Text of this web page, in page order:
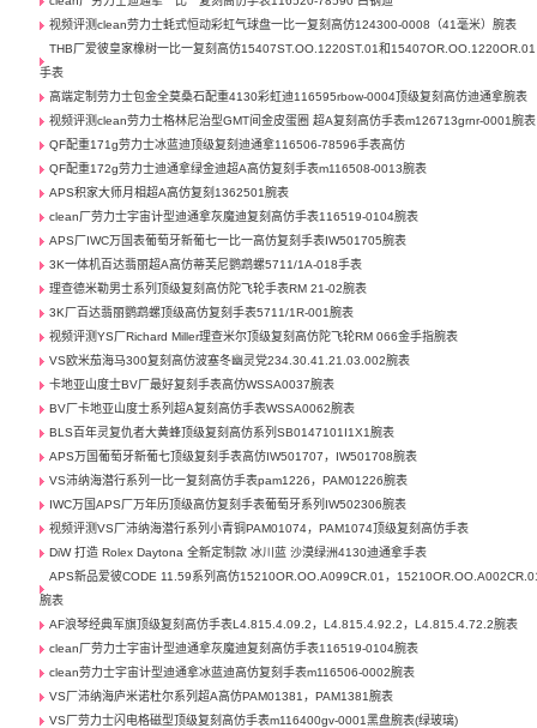
视频评测clean劳力士蚝式恒动彩虹气球盘一比一复刻高仿124300-0008（41毫米）腕表
THB厂爱彼皇家橡树一比一复刻高仿15407ST.OO.1220ST.01和15407OR.OO.1220OR.01
手表
高端定制劳力士包金全莫桑石配重4130彩虹迪116595rbow-0004顶级复刻高仿迪通拿腕表
视频评测clean劳力士格林尼治型GMT间金皮蛋圈 超A复刻高仿手表m126713grnr-0001腕表
QF配重171g劳力士冰蓝迪顶级复刻迪通拿116506-78596手表高仿
QF配重172g劳力士迪通拿绿金迪超A高仿复刻手表m116508-0013腕表
APS积家大师月相超A高仿复刻1362501腕表
clean厂劳力士宇宙计型迪通拿灰魔迪复刻高仿手表116519-0104腕表
APS厂IWC万国表葡萄牙新葡七一比一高仿复刻手表IW501705腕表
3K一体机百达翡丽超A高仿蒂芙尼鹦鹉螺5711/1A-018手表
理查德米勒男士系列顶级复刻高仿陀飞轮手表RM 21-02腕表
3K厂百达翡丽鹦鹉螺顶级高仿复刻手表5711/1R-001腕表
视频评测YS厂Richard Miller理查米尔顶级复刻高仿陀飞轮RM 066金手指腕表
VS欧米茄海马300复刻高仿波塞冬幽灵党234.30.41.21.03.002腕表
卡地亚山度士BV厂最好复刻手表高仿WSSA0037腕表
BV厂卡地亚山度士系列超A复刻高仿手表WSSA0062腕表
BLS百年灵复仇者大黄蜂顶级复刻高仿系列SB0147101I1X1腕表
APS万国葡萄牙新葡七顶级复刻手表高仿IW501707，IW501708腕表
VS沛纳海潜行系列一比一复刻高仿手表pam1226，PAM01226腕表
IWC万国APS厂万年历顶级高仿复刻手表葡萄牙系列IW502306腕表
视频评测VS厂沛纳海潜行系列小青铜PAM01074，PAM1074顶级复刻高仿手表
DiW 打造 Rolex Daytona 全新定制款 冰川蓝 沙漠绿洲4130迪通拿手表
APS新品爱彼CODE 11.59系列高仿15210OR.OO.A099CR.01，
腕表
AF浪琴经典军旗顶级复刻高仿手表L4.815.4.09.2，L4.815.4.92.2，L4.815.4.72.2腕表
clean厂劳力士宇宙计型迪通拿灰魔迪复刻高仿手表116519-0104腕表
clean劳力士宇宙计型迪通拿冰蓝迪高仿复刻手表m116506-0002腕表
VS厂沛纳海庐米诺杜尔系列超A高仿PAM01381，PAM1381腕表
VS厂劳力士闪电格磁型顶级复刻高仿手表m116400gv-0001黑盘腕表(绿玻璃)